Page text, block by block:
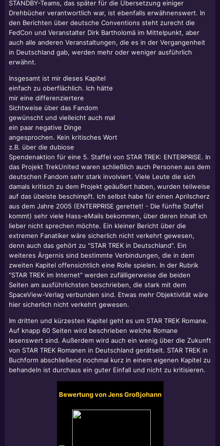
STANDBY-Teams, das später für die Übersetzung einiger
Drehbücher verantwortlich war, ist ebenfalls erwähnenswert. In
den Berichten über deutsche Conventions steht zurecht die
FedCon und Veranstalter Dirk Bartholomä im Mittelpunkt, aber
auch alle anderen Veranstaltungen, die es in der Vergangenheit
in Deutschland gab, werden mehr oder weniger ausführlich
erwähnt.
Insgesamt ist mir dieses Kapitel
einfach zu oberflächlich. Ich hätte
mir eine differenziertere
Sichtweise über das Fandom
gewünscht und vielleicht auch mal
ein paar negative Dinge
angesprochen. Kein kritisches Wort
z.B. über die dubiose
Spendenaktion für eine 5. Staffel von STAR TREK: ENTERPRISE. In
das Projekt TrekUnited waren schließlich auch Personen aus dem
deutschen Fandom sehr stark involviert. Viele Leute die sich
damals kritisch zu dem Projekt geäußert haben, wurden teilweise
auf das übelste beschimpft. Ich selbst habe für einen Aprilscherz
aus dem Jahre 2005 (ENTERPRISE gerettet! - Die fünfte Staffel
kommt) sehr viele Hass-eMails bekommen, über deren Inhalt ich
lieber nicht sprechen möchte. Ein kleiner Bericht über die
extremen Fanatiker wäre sicherlich nicht verkehrt gewesen,
denn auch das gehört zu "STAR TREK in Deutschland". Ein
weiteres Ärgernis sind bestimmte Verbindungen, die in dem
zweiten Kapitel offensichtlich eine Rolle spielen. In der Rubrik
"STAR TREK im Internet" werden zufälligerweise die beiden
Seiten am ausführlichsten beschrieben, die stark mit dem
SpaceView-Verlag verbunden sind. Etwas mehr Objektivität wäre
hier sicherlich nicht verkehrt gewesen.
Im dritten und kürzesten Kapitel geht es um STAR TREK Romane.
Auf knapp 60 Seiten wird beschrieben welche Romane
lesenswert sind. Außerdem wird auch ein wenig über die Zukunft
von STAR TREK Romanen in Deutschland gerätselt. STAR TREK in
Buchform abschließend nochmal kurz in einem eigenen Kapitel zu
behandeln ist durchaus ein guter Einfall und nicht zu kritisieren.
Bewertung von Jens Großjohann